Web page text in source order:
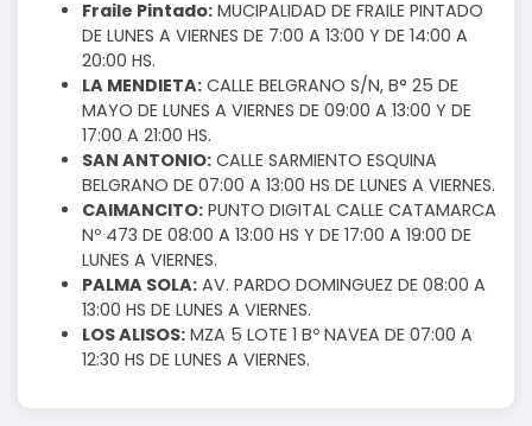
Fraile Pintado: MUCIPALIDAD DE FRAILE PINTADO
DE LUNES A VIERNES DE 7:00 A 13:00 Y DE 14:00 A
20:00 HS.
LA MENDIETA: CALLE BELGRANO S/N, B° 25 DE
MAYO DE LUNES A VIERNES DE 09:00 A 13:00 Y DE
17:00 A 21:00 HS.
SAN ANTONIO: CALLE SARMIENTO ESQUINA
BELGRANO DE 07:00 A 13:00 HS DE LUNES A VIERNES.
CAIMANCITO: PUNTO DIGITAL CALLE CATAMARCA
Nº 473 DE 08:00 A 13:00 HS Y DE 17:00 A 19:00 DE
LUNES A VIERNES.
PALMA SOLA: AV. PARDO DOMINGUEZ DE 08:00 A
13:00 HS DE LUNES A VIERNES.
LOS ALISOS: MZA 5 LOTE 1 Bº NAVEA DE 07:00 A
12:30 HS DE LUNES A VIERNES.